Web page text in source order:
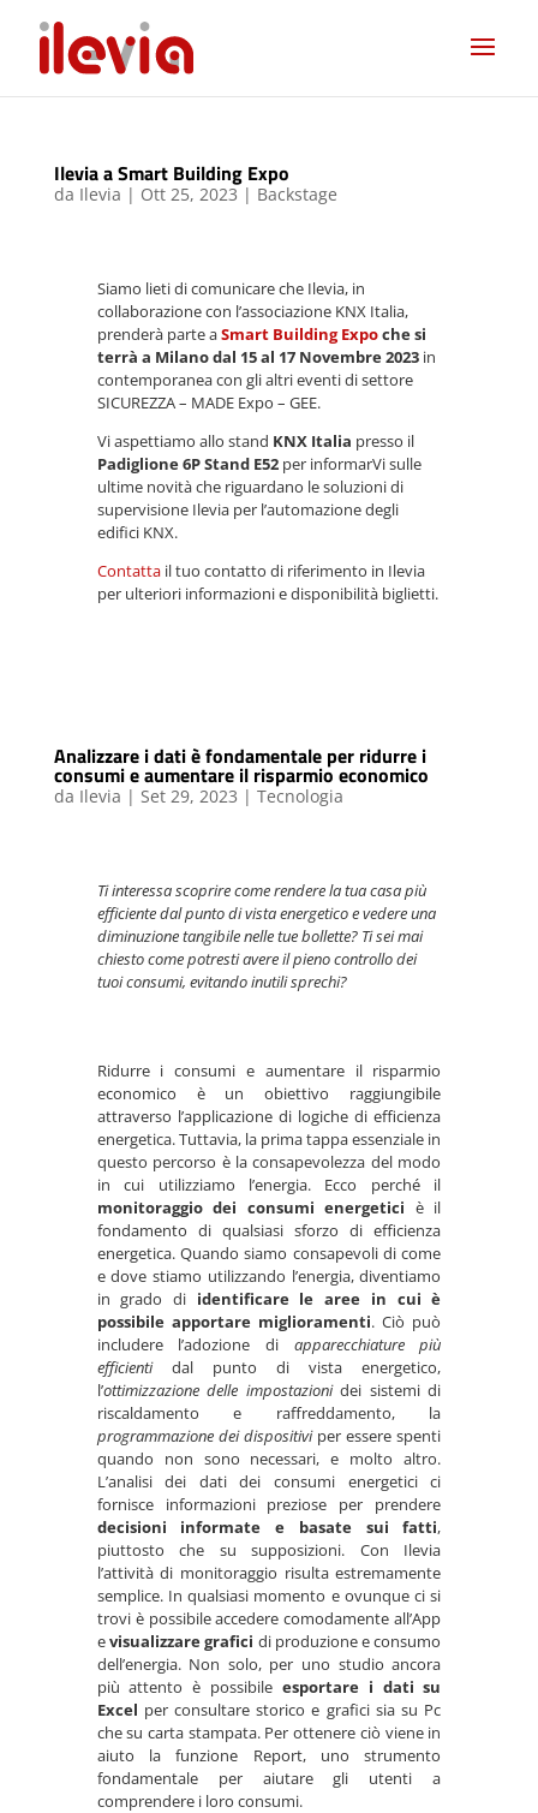
Ilevia a Smart Building Expo
da Ilevia | Ott 25, 2023 | Backstage
Siamo lieti di comunicare che Ilevia, in
collaborazione con l’associazione KNX Italia,
prenderà parte aSmart Building Expoche si
terrà a Milano dal 15 al 17 Novembre 2023in
contemporanea con gli altri eventi di settore
SICUREZZA – MADE Expo – GEE.
Vi aspettiamo allo stand KNX Italia presso il
Padiglione 6P Stand E52per informarVi sulle
ultime novità che riguardano le soluzioni di
supervisione Ilevia per l’automazione degli
edifici KNX.
Contattail tuo contatto di riferimento in Ilevia
per ulteriori informazioni e disponibilità biglietti.
Analizzare i dati è fondamentale per ridurre i
consumi e aumentare il risparmio economico
da Ilevia | Set 29, 2023 | Tecnologia
Ti interessa scoprire come rendere la tua casa più
efficiente dal punto di vista energetico e vedere una
diminuzione tangibile nelle tue bollette? Ti sei mai
chiesto come potresti avere il pieno controllo dei
tuoi consumi, evitando inutili sprechi?
Ridurre i consumi e aumentare il risparmio
economico è un obiettivo raggiungibile
attraverso l’applicazione di logiche di efficienza
energetica. Tuttavia, la prima tappa essenziale in
questo percorso è la consapevolezza del modo
in cui utilizziamo l’energia. Ecco perché il
monitoraggio dei consumi energetici è il
fondamento di qualsiasi sforzo di efficienza
energetica. Quando siamo consapevoli di come
e dove stiamo utilizzando l’energia, diventiamo
in grado di identificare le aree in cui è
possibile apportare miglioramenti. Ciò può
includere l’adozione di apparecchiature più
efficientidal punto di vista energetico,
l’ottimizzazione delle impostazionidei sistemi di
riscaldamento e raffreddamento, la
programmazione dei dispositiviper essere spenti
quando non sono necessari, e molto altro.
L’analisi dei dati dei consumi energetici ci
fornisce informazioni preziose per prendere
decisioni informate e basate sui fatti,
piuttosto che su supposizioni. Con Ilevia
l’attività di monitoraggio risulta estremamente
semplice. In qualsiasi momento e ovunque ci si
trovi è possibile accedere comodamente all’App
evisualizzare grafici di produzione e consumo
dell’energia. Non solo, per uno studio ancora
più attento è possibile esportare i dati su
Excel per consultare storico e grafici sia su Pc
che su carta stampata. Per ottenere ciò viene in
aiuto la funzione Report, uno strumento
fondamentale per aiutare gli utenti a
comprendere i loro consumi.